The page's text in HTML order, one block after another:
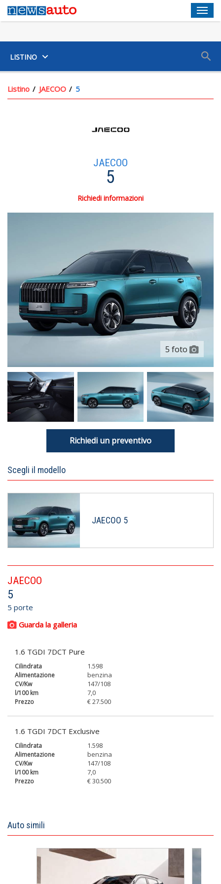
LISTINO
Listino JAECOO 5
JAECOO
5
Richiedi informazioni
5 foto
Richiedi un preventivo
Scegli il modello
JAECOO 5
JAECOO
5
5 porte
Guarda la galleria
1.6 TGDI 7DCT Pure
1.598
benzina
147/108
7,0
€ 27.500
1.6 TGDI 7DCT Exclusive
1.598
benzina
147/108
7,0
€ 30.500
Auto simili